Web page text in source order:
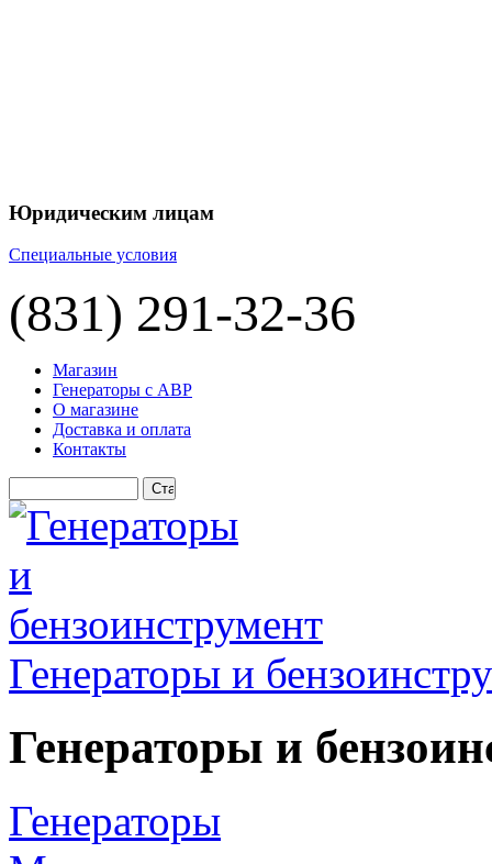
Юридическим лицам
Специальные условия
(831) 291-32-36
Магазин
Генераторы с АВР
О магазине
Доставка и оплата
Контакты
Генераторы и
Генераторы и
Генераторы